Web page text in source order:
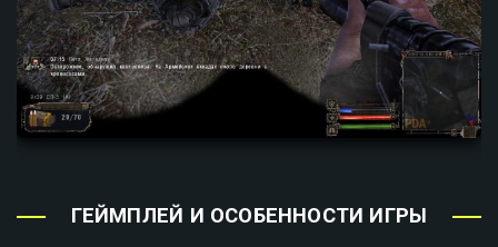
ГЕЙМПЛЕЙ И ОСОБЕННОСТИ ИГРЫ